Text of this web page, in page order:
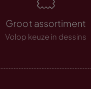
Groot assortiment
Volop keuze in dessins